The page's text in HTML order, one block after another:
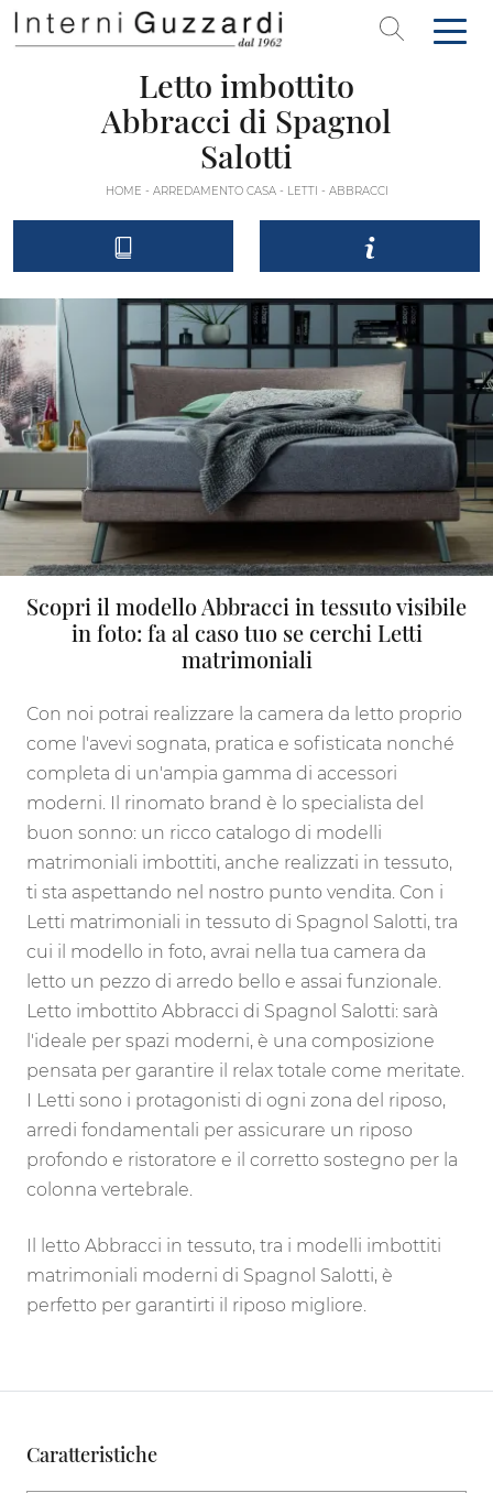
Letto imbottito
Abbracci di Spagnol
Salotti
HOME - ARREDAMENTO CASA- LETTI - ABBRACCI
Il letto Abbracci in tessuto, tra i modelli imbottiti
matrimoniali moderni di Spagnol Salotti, è
perfetto per garantirti il riposo migliore.
Scopri il modello Abbracci in tessuto visibile
in foto: fa al caso tuo se cerchi Letti
matrimoniali
Con noi potrai realizzare la camera da letto proprio
come l'avevi sognata, pratica e sofisticata nonché
completa di un'ampia gamma di accessori
moderni. Il rinomato brand è lo specialista del
buon sonno: un ricco catalogo di modelli
matrimoniali imbottiti, anche realizzati in tessuto,
ti sta aspettando nel nostro punto vendita. Con i
Letti matrimoniali in tessuto di Spagnol Salotti, tra
cui il modello in foto, avrai nella tua camera da
letto un pezzo di arredo bello e assai funzionale.
Letto imbottito Abbracci di Spagnol Salotti: sarà
l'ideale per spazi moderni, è una composizione
pensata per garantire il relax totale come meritate.
I Letti sono i protagonisti di ogni zona del riposo,
arredi fondamentali per assicurare un riposo
profondo e ristoratore e il corretto sostegno per la
colonna vertebrale.
Caratteristiche